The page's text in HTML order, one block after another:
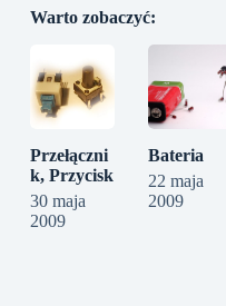
Warto zobaczyć:
Przełączni
k, Przycisk
30 maja
2009
Bateria
22 maja
2009